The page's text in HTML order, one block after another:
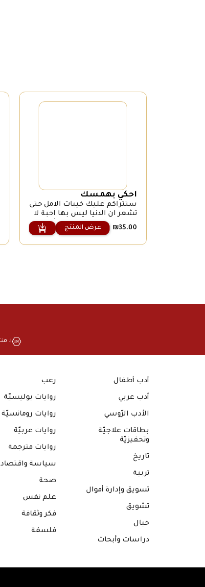
احكي بهمسك
ستتراكم عليك خيبات الامل حتى
تشعر ان الدنيا ليس بها احبة لا
يوجد هناك من يحبك و يشعر
بحزنك لأنه قريب منك و يهمه
₪35.00 عرض المنتج
١. منتجات بجودة عالية
أدب أطفال
أدب عربي
الأدب الرّوسي
بطاقات علاجيّة
وتحفيزيّة
تاريخ
تربية
تسويق وإدارة أموال
تشويق
خيال
دراسات وأبحاث
رعب
روايات بوليسيّة
روايات رومانسيّة
روايات عربيّة
روايات مترجمة
سياسة واقتصاد
صحة
علم نفس
فكر وثقافة
فلسفة